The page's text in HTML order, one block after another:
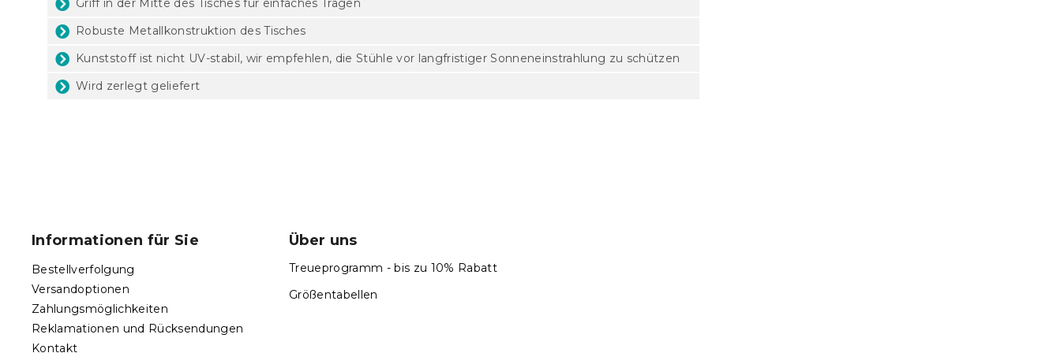
Griff in der Mitte des Tisches für einfaches Tragen
Robuste Metallkonstruktion des Tisches
Kunststoff ist nicht UV-stabil, wir empfehlen, die Stühle vor langfristiger Sonneneinstrahlung zu schützen
Wird zerlegt geliefert
Informationen für Sie
Bestellverfolgung
Versandoptionen
Zahlungsmöglichkeiten
Reklamationen und Rücksendungen
Kontakt
Über uns
Treueprogramm - bis zu 10% Rabatt
Größentabellen